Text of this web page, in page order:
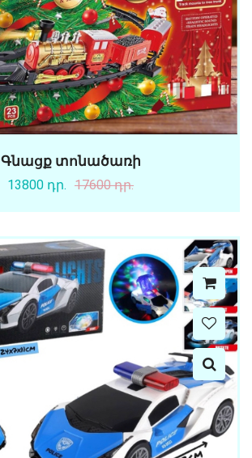
Գնացք տոնածառի
13800 դր. 17600 դր.